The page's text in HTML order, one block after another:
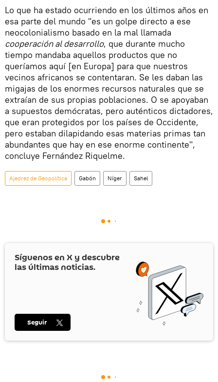
Lo que ha estado ocurriendo en los últimos años en
esa parte del mundo "es un golpe directo a ese
neocolonialismo basado en la mal llamada
cooperación al desarrollo, que durante mucho
tiempo mandaba aquellos productos que no
queríamos aquí [en Europa] para que nuestros
vecinos africanos se contentaran. Se les daban las
migajas de los enormes recursos naturales que se
extraían de sus propias poblaciones. O se apoyaban
a supuestos demócratas, pero auténticos dictadores,
que eran protegidos por los países de Occidente,
pero estaban dilapidando esas materias primas tan
abundantes que hay en ese enorme continente",
concluye Fernández Riquelme.
Ajedrez de Geopolítica Gabón Níger Sahel
Síguenos en X y descubre
las últimas noticias.
Seguir